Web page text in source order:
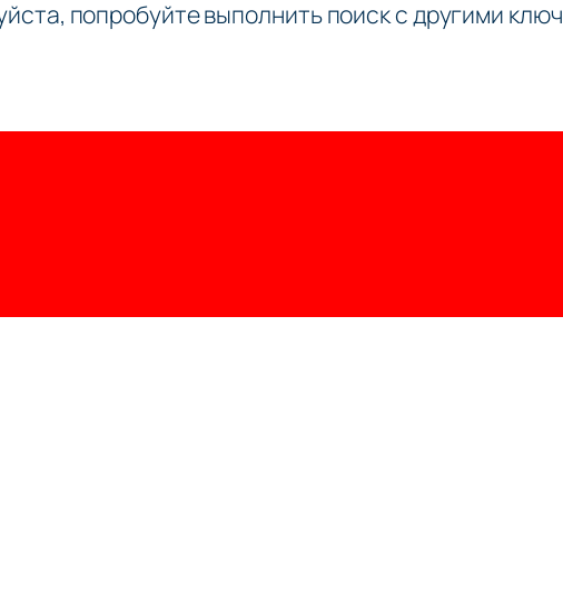
попробуйте выполнить поиск с другими